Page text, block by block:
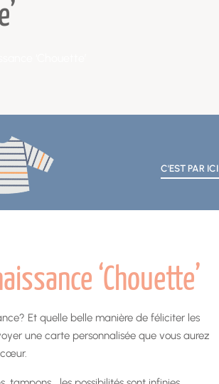
C'EST PAR ICI
‘Chouette’
Et quelle belle manière de féliciter les
une carte personnalisée que vous aurez